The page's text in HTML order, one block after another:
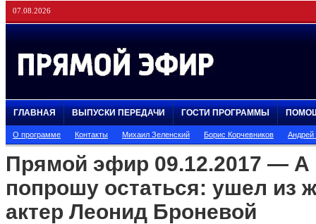
07.08.2026
ГЛАВНАЯ ВЫПУСКИ ПЕРЕДАЧИ ГОСТИ ПРОГРАММЫ
О программе Контакты Михаил Зеленский Борис Корчевников
Прямой эфир 09.12.2017 — А
попрошу остаться: ушел из
актер Леонид Броневой